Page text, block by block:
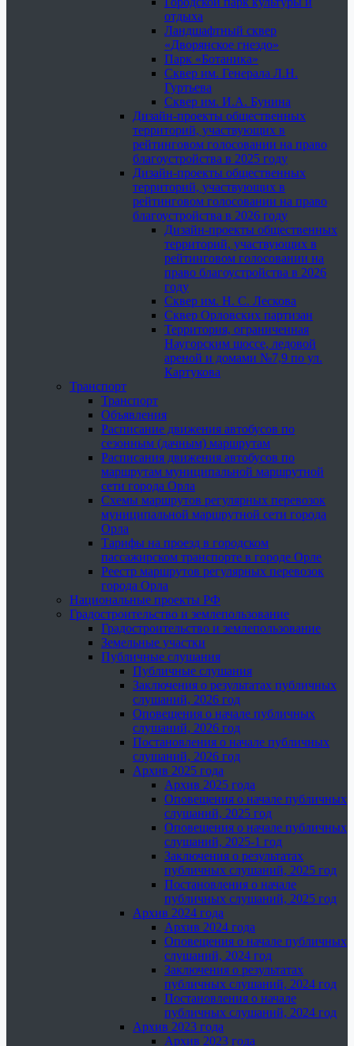
отдыха
Ландшафтный сквер
«Дворянское гнездо»
Парк «Ботаника»
Сквер им. Генерала Л.Н.
Гуртьева
Сквер им. И.А. Бунина
Дизайн-проекты общественных
территорий, участвующих в
рейтинговом голосовании на право
благоустройства в 2025 году
Дизайн-проекты общественных
территорий, участвующих в
рейтинговом голосовании на право
благоустройства в 2026 году
Дизайн-проекты общественных
территорий, участвующих в
рейтинговом голосовании на
право благоустройства в 2026
году
Сквер им. Н. С. Лескова
Сквер Орловских партизан
Территория, ограниченная
Наугорским шоссе, ледовой
ареной и домами №7,9 по ул.
Картукова
Транспорт
Транспорт
Объявления
Расписание движения автобусов по
сезонным (дачным) маршрутам
Расписания движения автобусов по
маршрутам муниципальной маршрутной
сети города Орла
Схемы маршрутов регулярных перевозок
муниципальной маршрутной сети города
Орла
Тарифы на проезд в городском
пассажирском транспорте в городе Орле
Реестр маршрутов регулярных перевозок
города Орла
Национальные проекты РФ
Градостроительство и землепользование
Градостроительство и землепользование
Земельные участки
Публичные слушания
Публичные слушания
Заключения о результатах публичных
слушаний, 2026 год
Оповещения о начале публичных
слушаний, 2026 год
Постановления о начале публичных
слушаний, 2026 год
Архив 2025 года
Архив 2025 года
Оповещения о начале публичных
слушаний, 2025 год
Оповещения о начале публичных
слушаний, 2025-1 год
Заключения о результатах
публичных слушаний, 2025 год
Постановления о начале
публичных слушаний, 2025 год
Архив 2024 года
Архив 2024 года
Оповещения о начале публичных
слушаний, 2024 год
Заключения о результатах
публичных слушаний, 2024 год
Постановления о начале
публичных слушаний, 2024 год
Архив 2023 года
Архив 2023 года